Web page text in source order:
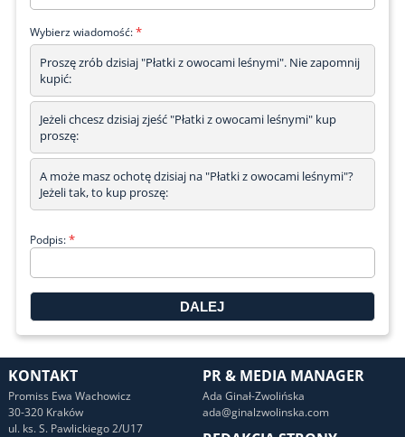
Wybierz wiadomość:*
Proszę zrób dzisiaj "Płatki z owocami leśnymi". Nie zapomnij
kupić:
Jeżeli chcesz dzisiaj zjeść "Płatki z owocami leśnymi" kup
proszę:
A może masz ochotę dzisiaj na "Płatki z owocami leśnymi"?
Jeżeli tak, to kup proszę:
Podpis:*
KONTAKT
Promiss Ewa Wachowicz
30-320 Kraków
ul. ks. S. Pawlickiego 2/U17
PR & MEDIA MANAGER
Ada Ginał-Zwolińska
ada@ginalzwolinska.com